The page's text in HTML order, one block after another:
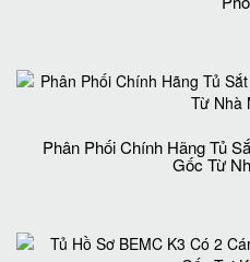
Phân Phối Chính Hãng Tủ
Gốc Từ